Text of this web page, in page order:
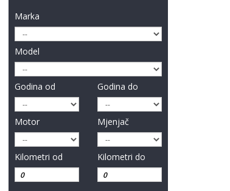
Marka
Model
Godina od Godina do
Motor Mjenjač
Kilometri od Kilometri do